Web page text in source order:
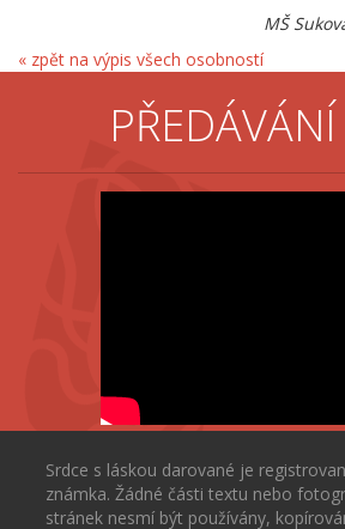
MŠ
« zpět na výpis všech osobností
Srdce s láskou darované je
známka. Žádné části textu nebo
stránek nesmí být používány,